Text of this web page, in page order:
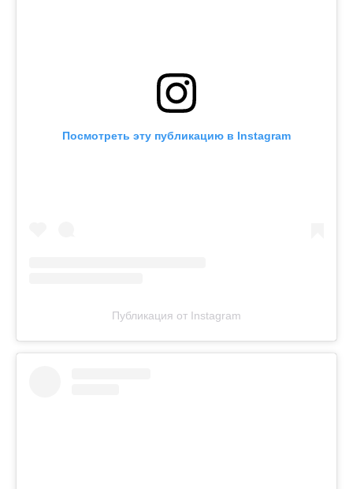
Посмотреть эту публикацию в Instagram
Публикация от Instagram